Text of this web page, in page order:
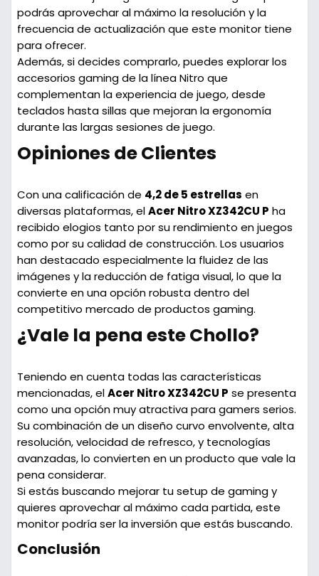
podrás aprovechar al máximo la resolución y la
frecuencia de actualización que este monitor tiene
para ofrecer.
Además, si decides comprarlo, puedes explorar los
accesorios gaming de la línea Nitro que
complementan la experiencia de juego, desde
teclados hasta sillas que mejoran la ergonomía
durante las largas sesiones de juego.
Opiniones de Clientes
Con una calificación de 4,2 de 5 estrellas en
diversas plataformas, elAcer Nitro XZ342CU P ha
recibido elogios tanto por su rendimiento en juegos
como por su calidad de construcción. Los usuarios
han destacado especialmente la fluidez de las
imágenes y la reducción de fatiga visual, lo que la
convierte en una opción robusta dentro del
competitivo mercado de productos gaming.
¿Vale la pena este Chollo?
Teniendo en cuenta todas las características
mencionadas, elAcer Nitro XZ342CU P se presenta
como una opción muy atractiva para gamers serios.
Su combinación de un diseño curvo envolvente, alta
resolución, velocidad de refresco, y tecnologías
avanzadas, lo convierten en un producto que vale la
pena considerar.
Si estás buscando mejorar tu setup de gaming y
quieres aprovechar al máximo cada partida, este
monitor podría ser la inversión que estás buscando.
Conclusión